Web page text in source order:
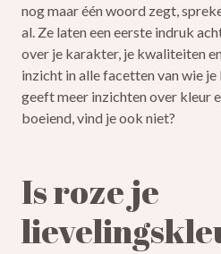
nog maar één woord zegt,
al. Ze laten een eerste indruk
over je karakter, je kwaliteiten
inzicht in alle facetten van wie
geeft meer inzichten over kleur
boeiend, vind je ook niet?
Is roze je